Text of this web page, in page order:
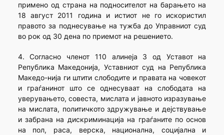
примено од страна на подносителот на барањето на
18 август 2011 година и истиот не го искористил
правото за поднесување на тужба до Управниот суд
во рок од 30 дена по приемот на решението.
4. Согласно членот 110 алинеја 3 од Уставот на
Република Македонија, Уставниот суд на Република
Македо-нија ги штити слободите и правата на човекот
и граѓанинот што се однесуваат на слободата на
уверувањето, совеста, мислата и јавното изразување
на мислата, политичкото здружување и дејствување
и забрана на дискриминација на граѓаните по основ
на пол, раса, верска, национална, социјална и